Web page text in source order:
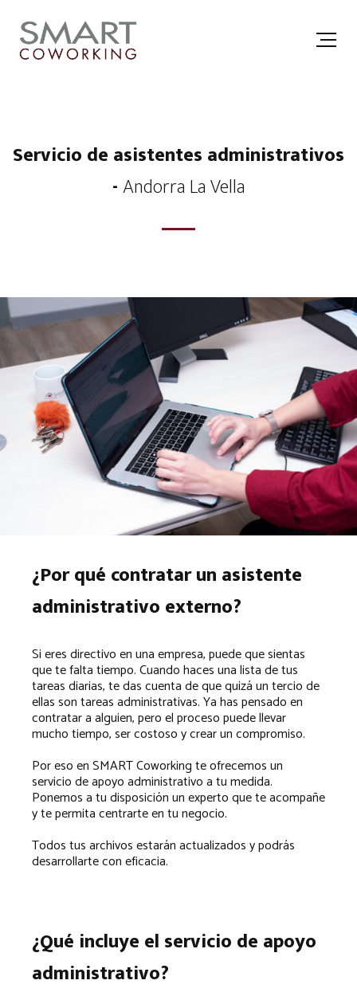
Servicio de asistentes administrativos
-Andorra La Vella
¿Por qué contratar un asistente
administrativo externo?
Si eres directivo en una empresa, puede que sientas
que te falta tiempo. Cuando haces una lista de tus
tareas diarias, te das cuenta de que quizá un tercio de
ellas son tareas administrativas. Ya has pensado en
contratar a alguien, pero el proceso puede llevar
mucho tiempo, ser costoso y crear un compromiso.
Por eso en SMART Coworking te ofrecemos un
servicio de apoyo administrativo a tu medida.
Ponemos a tu disposición un experto que te acompañe
y te permita centrarte en tu negocio.
Todos tus archivos estarán actualizados y podrás
desarrollarte con eficacia.
¿Qué incluye el servicio de apoyo
administrativo?